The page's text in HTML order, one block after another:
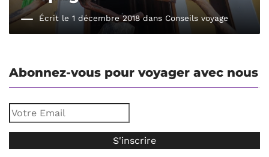
Écrit le 1 décembre 2018 dans Conseils voyage
Abonnez-vous pour voyager avec nous